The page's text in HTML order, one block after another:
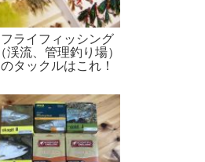
フライフィッシング
（渓流、管理釣り場）
のタックルはこれ！